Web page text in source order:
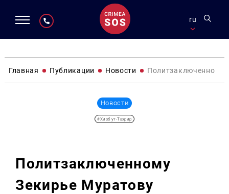
ru
Главная Публикации Новости Политзаключенному
Новости
#Хизб ут-Тахрир
Политзаключенному
Зекирье Муратову